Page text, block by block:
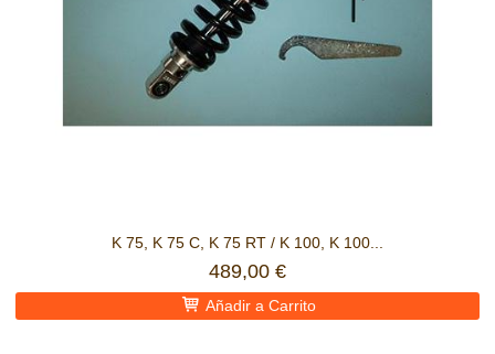
K 75, K 75 C, K 75 RT / K 100, K 100...
489,00 €
Añadir a Carrito